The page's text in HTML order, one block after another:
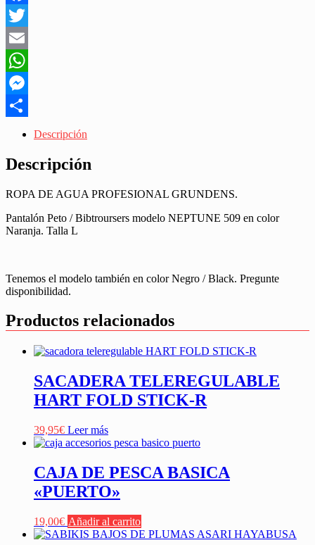
Facebook
Twitter
Email
WhatsApp
Messenger
Descripción
Descripción
ROPA DE AGUA PROFESIONAL GRUNDENS.
Pantalón Peto / Bibtroursers modelo NEPTUNE 509 en color
Naranja. Talla L
Tenemos el modelo también en color Negro / Black. Pregunte
disponibilidad.
Productos relacionados
SACADERA TELEREGULABLE
HART FOLD STICK-R
39,95€ Leer más
CAJA DE PESCA BASICA
«PUERTO»
19,00€ Añadir al carrito